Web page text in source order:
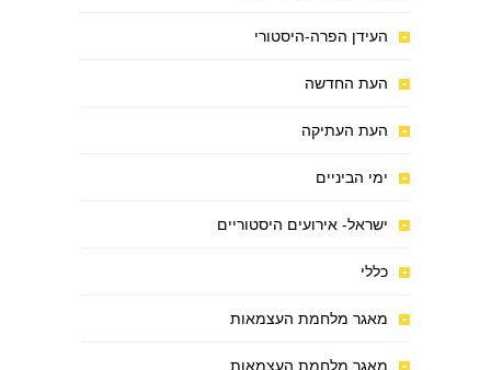
העידן הפרה-היסטורי
העת החדשה
העת העתיקה
ימי הביניים
ישראל- אירועים היסטוריים
כללי
מאגר מלחמת העצמאות
מאגר מלחמת העצמאות